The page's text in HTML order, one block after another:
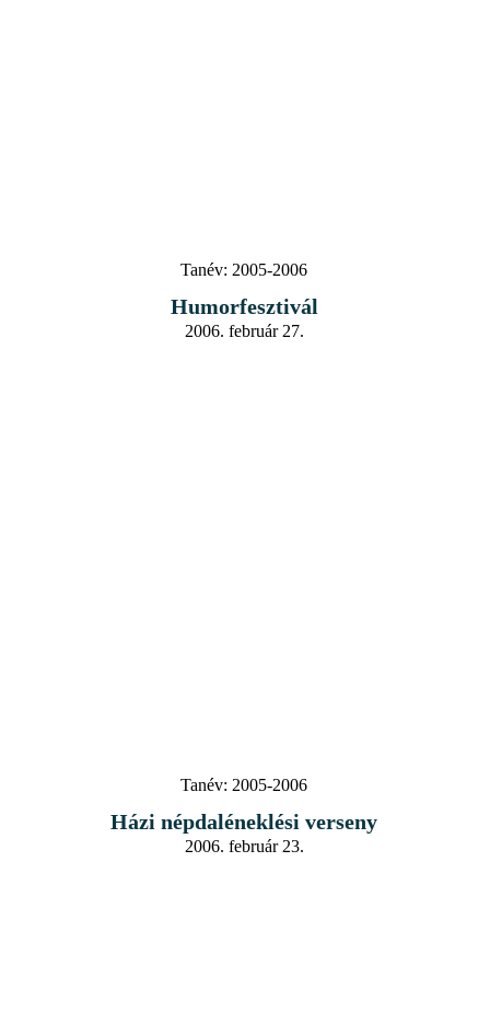
Tanév: 2005-2006
Humorfesztivál
2006. február 27.
Tanév: 2005-2006
Házi népdaléneklési verseny
2006. február 23.